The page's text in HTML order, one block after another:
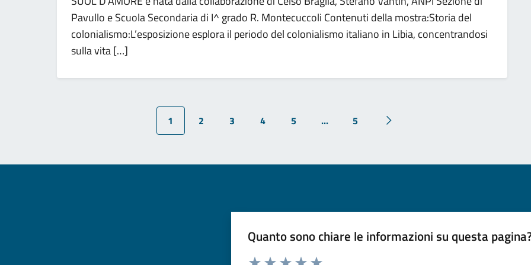
Pavullo e Scuola Secondaria di I^ grado R. Montecuccoli Contenuti della mostra:Storia del
colonialismo:L’esposizione esplora il periodo del colonialismo italiano in Libia, concentrandosi
sulla vita […]
1 2 3 4 5 ... 5
Pagina successiva
Quanto sono chiare le informazioni su questa
Valuta da 1 a 5 stelle la pagina